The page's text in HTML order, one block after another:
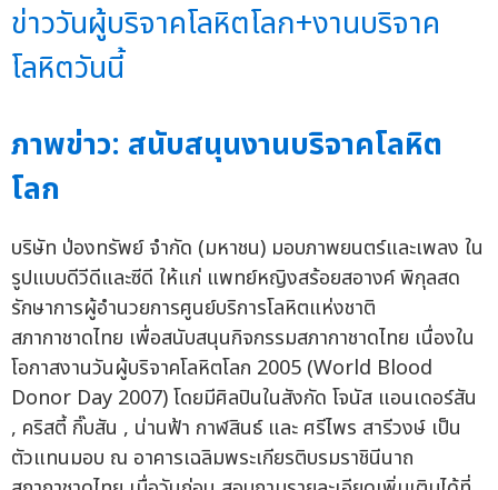
ข่าววันผู้บริจาคโลหิตโลก+งานบริจาค
โลหิตวันนี้
ภาพข่าว: สนับสนุนงานบริจาคโลหิต
โลก
บริษัท ป่องทรัพย์ จำกัด (มหาชน) มอบภาพยนตร์และเพลง ใน
รูปแบบดีวีดีและซีดี ให้แก่ แพทย์หญิงสร้อยสอางค์ พิกุลสด
รักษาการผู้อำนวยการศูนย์บริการโลหิตแห่งชาติ
สภากาชาดไทย เพื่อสนับสนุนกิจกรรมสภากาชาดไทย เนื่องใน
โอกาสงานวันผู้บริจาคโลหิตโลก 2005 (World Blood
Donor Day 2007) โดยมีศิลปินในสังกัด โจนัส แอนเดอร์สัน
, คริสตี้ กิ๊บสัน , น่านฟ้า กาฬสินธ์ และ ศรีไพร สารีวงษ์ เป็น
ตัวแทนมอบ ณ อาคารเฉลิมพระเกียรติบรมราชินีนาถ